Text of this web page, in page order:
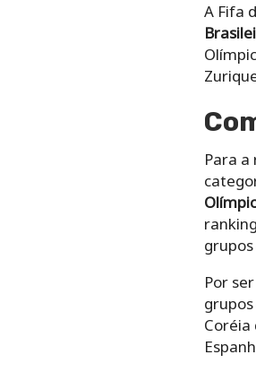
A Fifa
Para
Por
Coréia